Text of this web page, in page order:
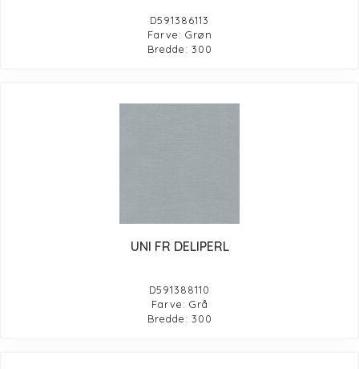
D591386113
Farve: Grøn
Bredde: 300
UNI FR DELIPERL
D591388110
Farve: Grå
Bredde: 300